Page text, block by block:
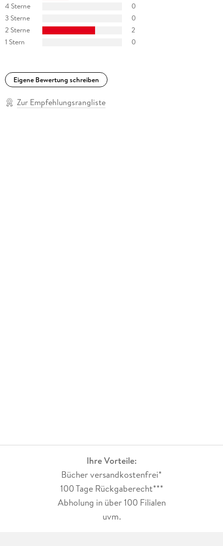
4 Sterne
0
3 Sterne
0
2 Sterne
2
1 Stern
0
Eigene Bewertung schreiben
Zur Empfehlungsrangliste
Ihre Vorteile:
Bücher versandkostenfrei*
100 Tage Rückgaberecht***
Abholung in über 100 Filialen
uvm.